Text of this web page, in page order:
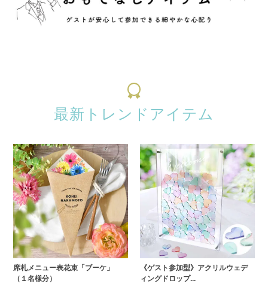
最新トレンドアイテム
席札メニュー表花束「ブーケ」
（１名様分）
《ゲスト参加型》アクリルウェデ
ィングドロップ...